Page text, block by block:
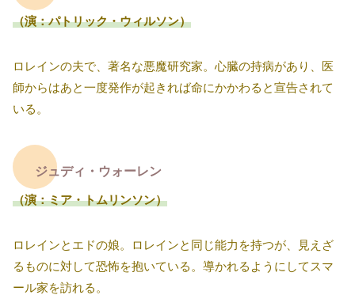
（演：パトリック・ウィルソン）
ロレインの夫で、著名な悪魔研究家。心臓の持病があり、医
師からはあと一度発作が起きれば命にかかわると宣告されて
いる。
ジュディ・ウォーレン
（演：ミア・トムリンソン）
ロレインとエドの娘。ロレインと同じ能力を持つが、見えざ
るものに対して恐怖を抱いている。導かれるようにしてスマ
ール家を訪れる。